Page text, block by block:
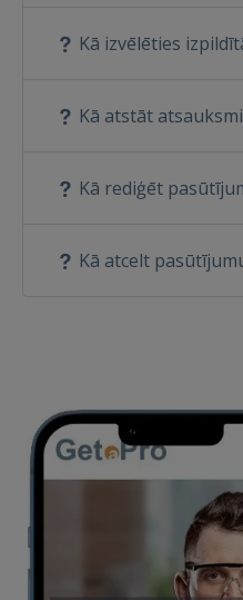
Kā izvēlēties
Kā atstāt atsauksmi
Kā rediģēt
Kā atcelt